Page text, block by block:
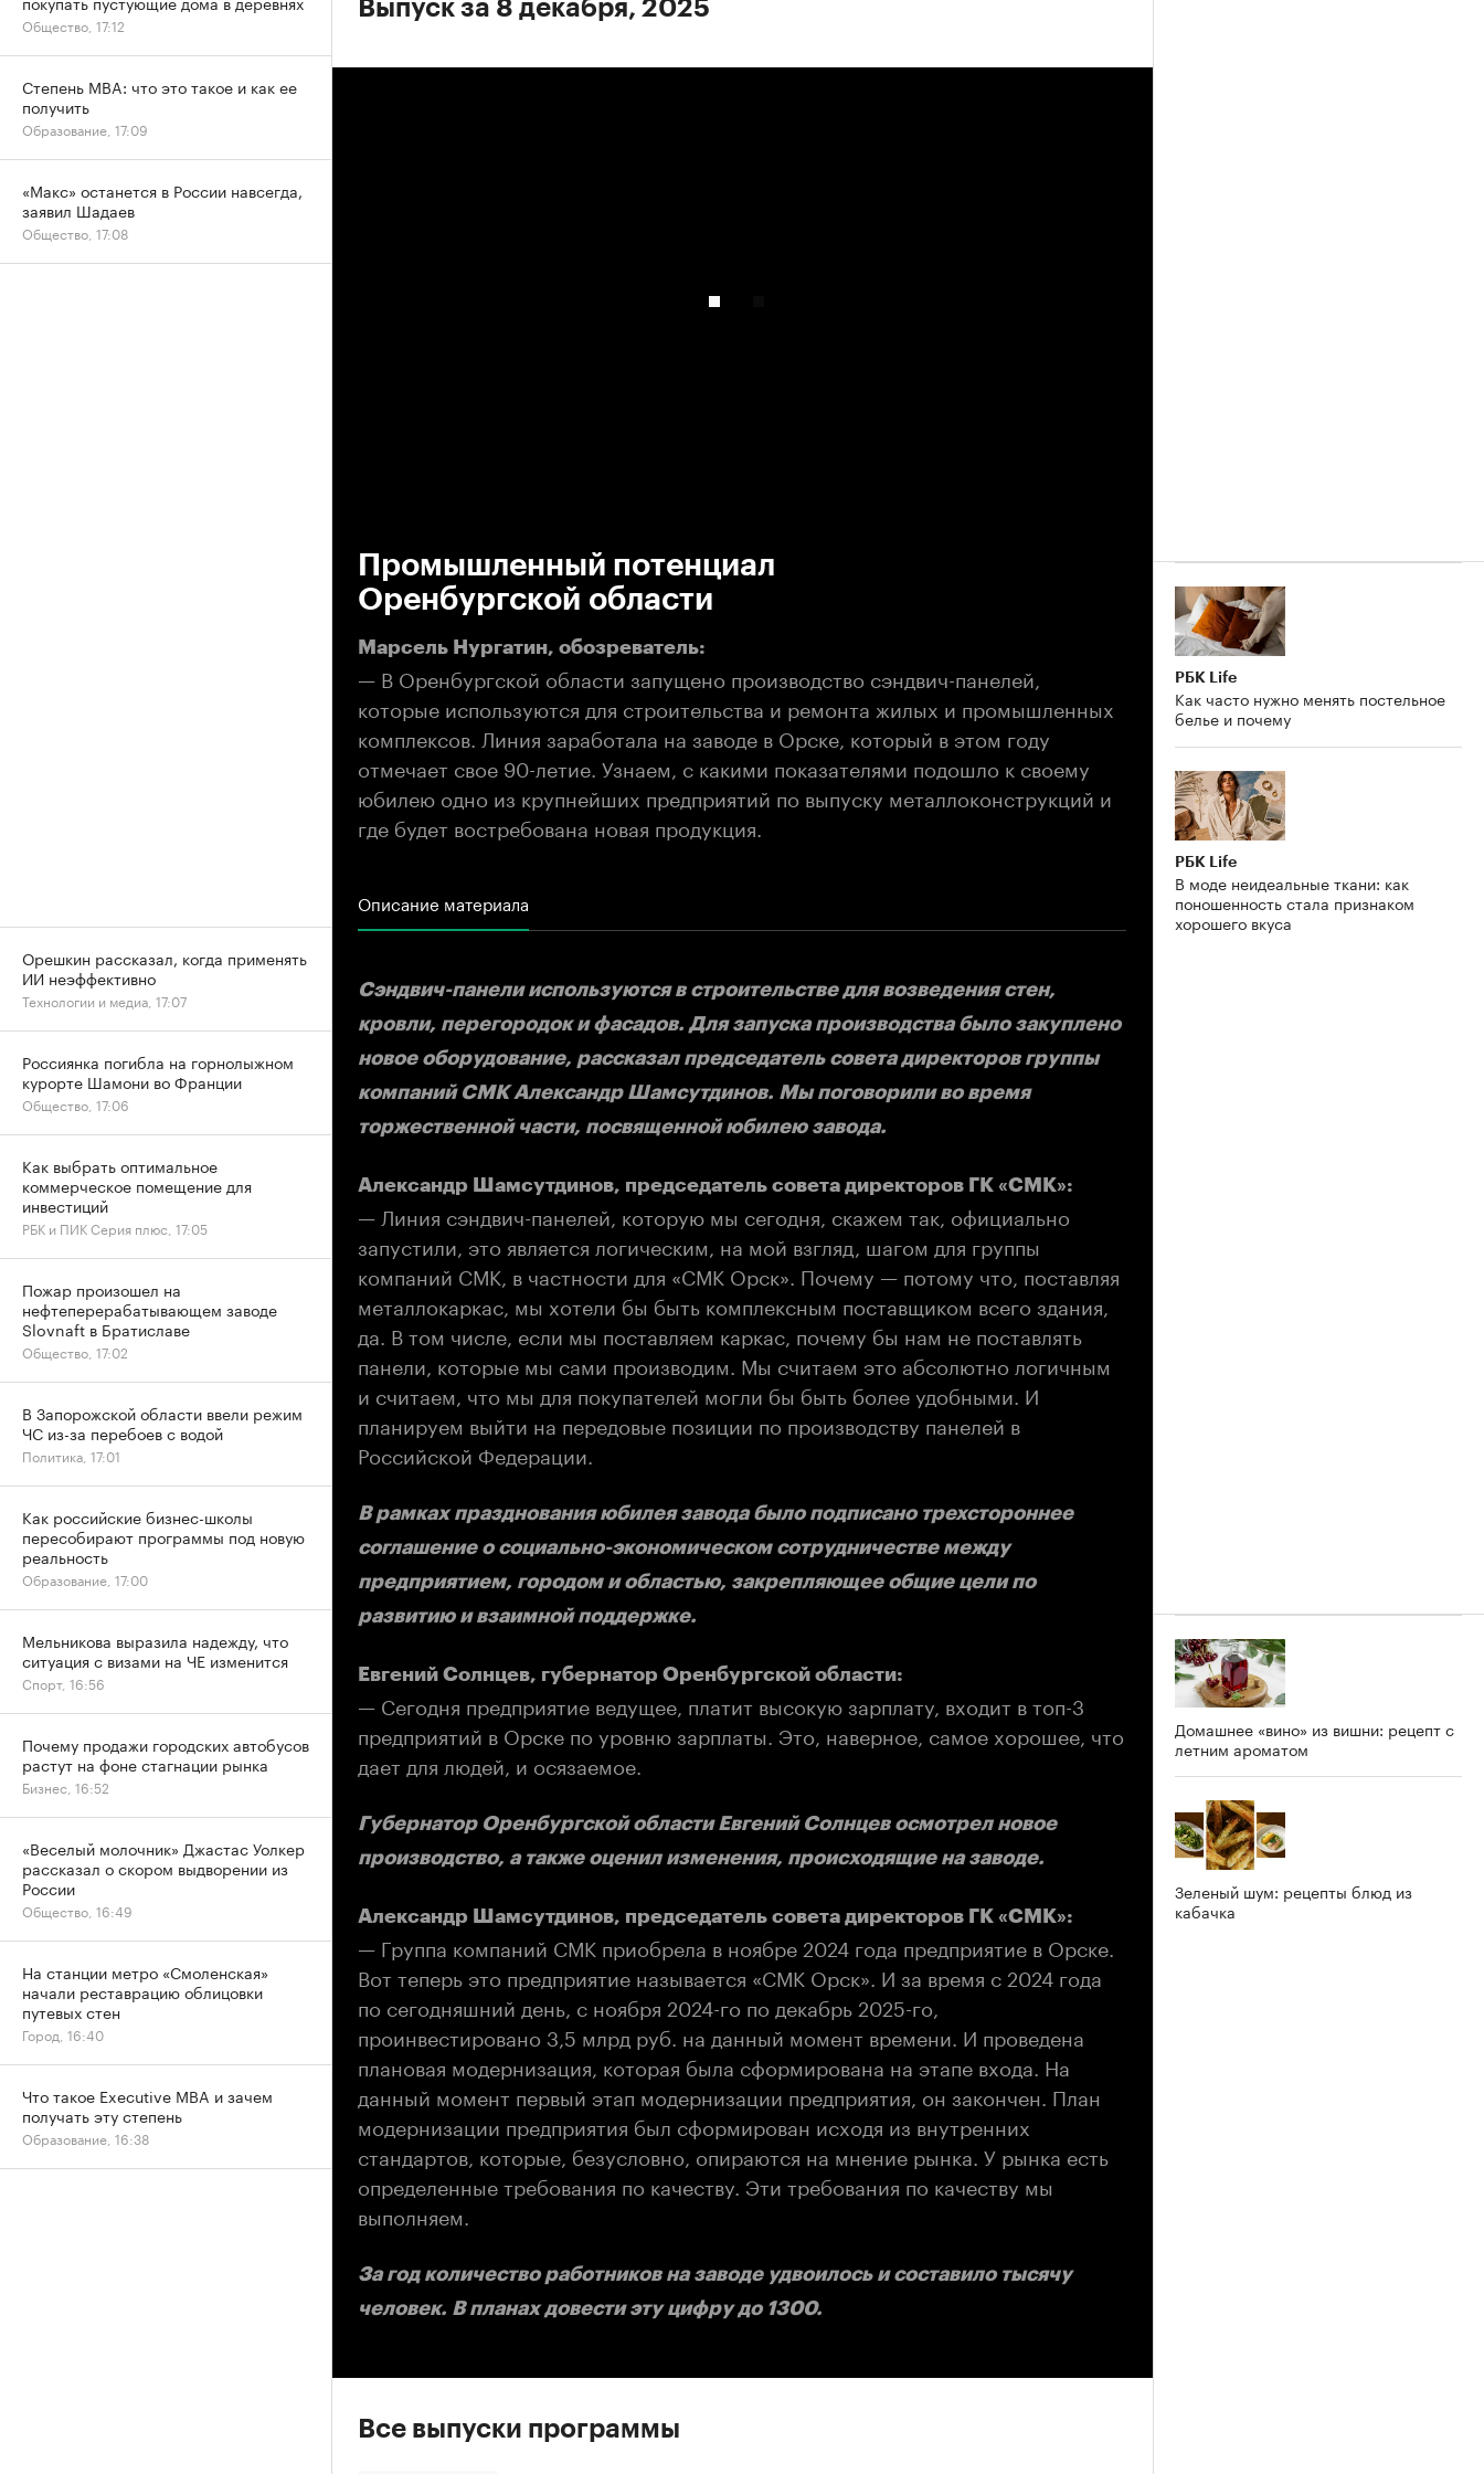
Выпуск за 8 декабря, 2025
Промышленный потенциал
Оренбургской области
Марсель Нургатин, обозреватель:
— В Оренбургской области запущено производство сэндвич-панелей,
которые используются для строительства и ремонта жилых и промышленных
комплексов. Линия заработала на заводе в Орске, который в этом году
отмечает свое 90-летие. Узнаем, с какими показателями подошло к своему
юбилею одно из крупнейших предприятий по выпуску металлоконструкций и
где будет востребована новая продукция.
Описание материала
Сэндвич-панели используются в строительстве для возведения стен,
кровли, перегородок и фасадов. Для запуска производства было закуплено
новое оборудование, рассказал председатель совета директоров группы
компаний СМК Александр Шамсутдинов. Мы поговорили во время
торжественной части, посвященной юбилею завода.
Александр Шамсутдинов, председатель совета директоров ГК «СМК»:
— Линия сэндвич-панелей, которую мы сегодня, скажем так, официально
запустили, это является логическим, на мой взгляд, шагом для группы
компаний СМК, в частности для «СМК Орск». Почему — потому что, поставляя
металлокаркас, мы хотели бы быть комплексным поставщиком всего здания,
да. В том числе, если мы поставляем каркас, почему бы нам не поставлять
панели, которые мы сами производим. Мы считаем это абсолютно логичным
и считаем, что мы для покупателей могли бы быть более удобными. И
планируем выйти на передовые позиции по производству панелей в
Российской Федерации.
В рамках празднования юбилея завода было подписано трехстороннее
соглашение о социально-экономическом сотрудничестве между
предприятием, городом и областью, закрепляющее общие цели по
развитию и взаимной поддержке.
Евгений Солнцев, губернатор Оренбургской области:
— Сегодня предприятие ведущее, платит высокую зарплату, входит в топ-3
предприятий в Орске по уровню зарплаты. Это, наверное, самое хорошее, что
дает для людей, и осязаемое.
Губернатор Оренбургской области Евгений Солнцев осмотрел новое
производство, а также оценил изменения, происходящие на заводе.
Александр Шамсутдинов, председатель совета директоров ГК «СМК»:
— Группа компаний СМК приобрела в ноябре 2024 года предприятие в Орске.
Вот теперь это предприятие называется «СМК Орск». И за время с 2024 года
по сегодняшний день, с ноября 2024-го по декабрь 2025-го,
проинвестировано 3,5 млрд руб. на данный момент времени. И проведена
плановая модернизация, которая была сформирована на этапе входа. На
данный момент первый этап модернизации предприятия, он закончен. План
модернизации предприятия был сформирован исходя из внутренних
стандартов, которые, безусловно, опираются на мнение рынка. У рынка есть
определенные требования по качеству. Эти требования по качеству мы
выполняем.
За год количество работников на заводе удвоилось и составило тысячу
человек. В планах довести эту цифру до 1300.
Все выпуски программы
РБК Life
Как часто нужно менять постельное
белье и почему
РБК Life
В моде неидеальные ткани: как
поношенность стала признаком
хорошего вкуса
Домашнее «вино» из вишни: рецепт с
летним ароматом
Зеленый шум: рецепты блюд из
кабачка
Общество, 17:12
Степень MBA: что это такое и как ее
получить
Образование, 17:09
«Макс» останется в России навсегда,
заявил Шадаев
Общество, 17:08
Орешкин рассказал, когда применять
ИИ неэффективно
Технологии и медиа, 17:07
Россиянка погибла на горнолыжном
курорте Шамони во Франции
Общество, 17:06
Как выбрать оптимальное
коммерческое помещение для
инвестиций
РБК и ПИК Серия плюс, 17:05
Пожар произошел на
нефтеперерабатывающем заводе
Slovnaft в Братиславе
Общество, 17:02
В Запорожской области ввели режим
ЧС из-за перебоев с водой
Политика, 17:01
Как российские бизнес-школы
пересобирают программы под новую
реальность
Образование, 17:00
Мельникова выразила надежду, что
ситуация с визами на ЧЕ изменится
Спорт, 16:56
Почему продажи городских автобусов
растут на фоне стагнации рынка
Бизнес, 16:52
«Веселый молочник» Джастас Уолкер
рассказал о скором выдворении из
России
Общество, 16:49
На станции метро «Смоленская»
начали реставрацию облицовки
путевых стен
Город, 16:40
Что такое Executive MBA и зачем
получать эту степень
Образование, 16:38